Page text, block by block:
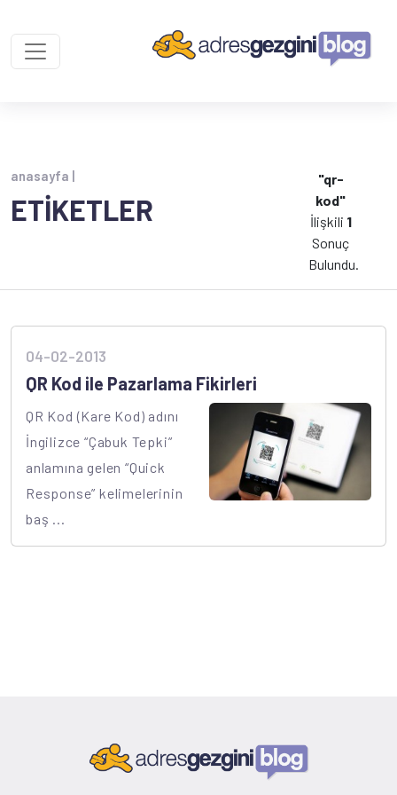
anasayfa |
ETİKETLER
"qr-
kod"
İlişkili 1
Sonuç
Bulundu.
04-02-2013
QR Kod ile Pazarlama Fikirleri
QR Kod (Kare Kod) adını
İngilizce “Çabuk Tepki”
anlamına gelen “Quick
Response” kelimelerinin
baş ...